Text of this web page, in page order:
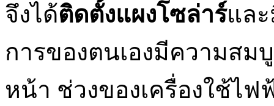
จึงได้ติดตั้งแผงโซล่าร์แล
การของตนเองมีความสม
หน้า ช่วงของเครื่องใช้ไฟ